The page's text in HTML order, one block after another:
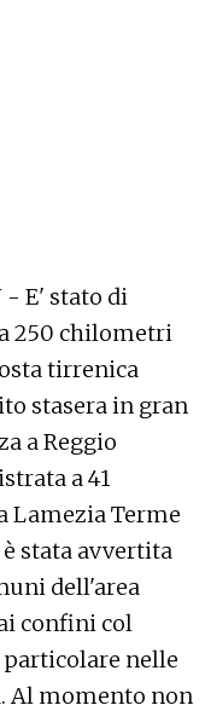
- E' stato di
250 chilometri
tirrenica
stasera in gran
a Reggio
a 41
Lamezia Terme
è stata avvertita
dell'area
confini col
particolare nelle
Al momento non